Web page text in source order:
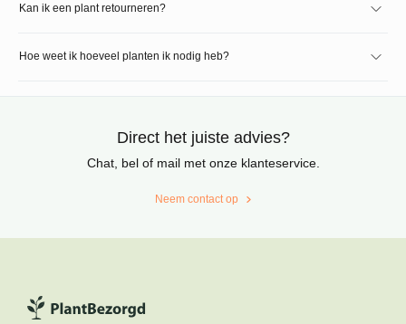
Kan ik een plant retourneren?
Hoe weet ik hoeveel planten ik nodig heb?
Direct het juiste advies?
Chat, bel of mail met onze klanteservice.
Neem contact op